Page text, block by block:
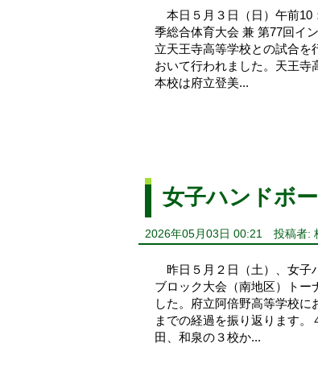
本日５月３日（日）午前10
季総合体育大会 兼 第77回イ
立天王寺高等学校との試合
おいて行われました。天王寺
本校は府立登美...
女子ハンドボ
2026年05月03日 00:21 投稿者:
昨日５月２日（土）、女子
ブロック大会（南地区）トー
した。府立阿倍野高等学校
までの経過を振り返ります
田、和泉の３校か...